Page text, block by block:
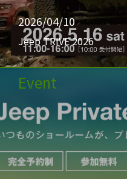
2026/04/10
Jeep TRIVE 2026
Event